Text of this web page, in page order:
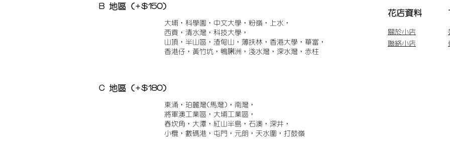
B 地區 (+$150)
大埔，科學園，中文大學，粉嶺，上水，
西貢，清水灣，科技大學，
山頂，半山區，渣甸山，薄扶林，香港大學，華富，
香港仔，黃竹坑，鴨脷洲，淺水灣，深水灣，赤柱
C 地區 (+$180)
東涌，珀麗灣(馬灣)，南灣，
將軍澳工業區，大埔工業區，
舂坎角，大潭，紅山半島，石澳，深井，
小欖，數碼港，屯門，元朗，天水圍，打鼓嶺
​花店資料
關於小店
聯絡小店